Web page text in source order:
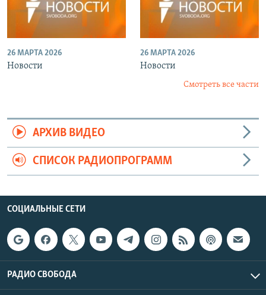
26 МАРТА 2026
Новости
26 МАРТА 2026
Новости
Смотреть все части
АРХИВ ВИДЕО
СПИСОК РАДИОПРОГРАММ
СОЦИАЛЬНЫЕ СЕТИ
РАДИО СВОБОДА